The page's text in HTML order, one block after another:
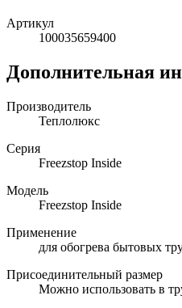
Артикул
100035659400
Дополнительная
Производитель
Теплолюкс
Серия
Freezstop Inside
Модель
Freezstop Inside
Применение
для обогрева бытовых
Присоединительный размер
Можно использовать в